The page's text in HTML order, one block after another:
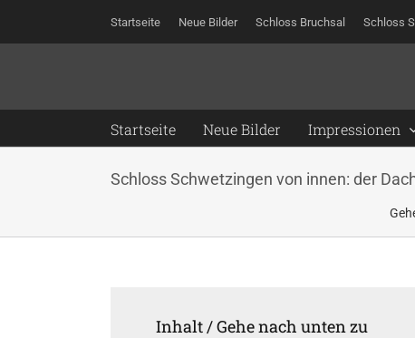
springen
Startseite Neue Bilder Schloss Bruchsal Schloss
Startseite Neue Bilder Impressionen
Schloss Schwetzingen von innen: der
Inhalt / Gehe nach unten zu